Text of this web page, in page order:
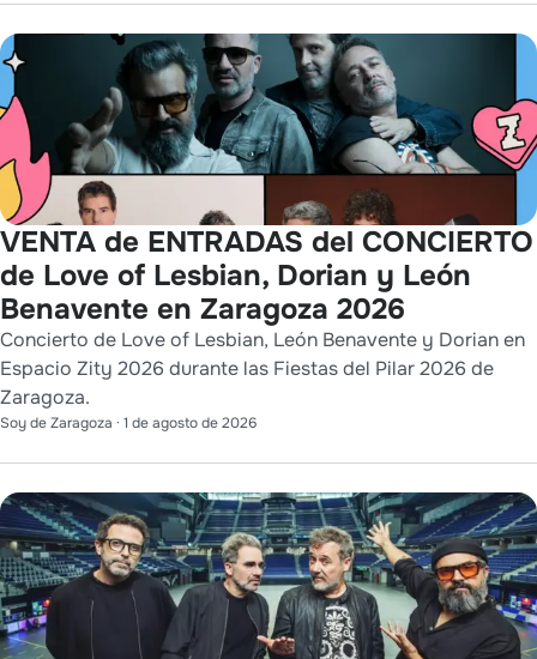
VENTA de ENTRADAS del CONCIERTO
de Love of Lesbian, Dorian y León
Benavente en Zaragoza 2026
Concierto de Love of Lesbian, León Benavente y Dorian en
Espacio Zity 2026 durante las Fiestas del Pilar 2026 de
Zaragoza.
Soy de Zaragoza · 1 de agosto de 2026